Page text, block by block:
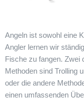
Angeln ist sowohl eine
Angler lernen wir
Fische zu fangen. Zwei
Methoden sind Trolling
oder die andere
einen umfassenden